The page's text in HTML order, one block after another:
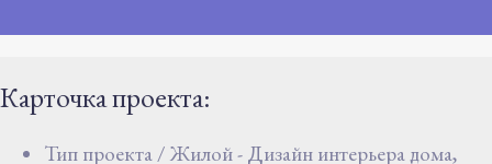
Карточка проекта:
Тип проекта / Жилой - Дизайн интерьера дома,